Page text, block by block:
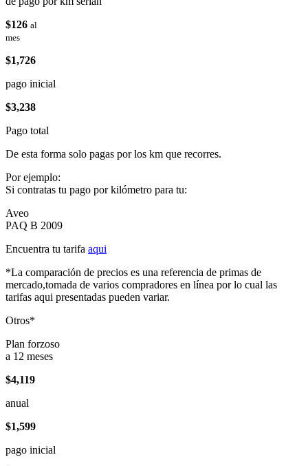
$126 al
mes
$1,726
pago inicial
$3,238
Pago total
De esta forma solo pagas por los km que recorres.
Por ejemplo:
Si contratas tu pago por kilómetro para tu:
Aveo
PAQ B 2009
Encuentra tu tarifa aqui
*La comparación de precios es una referencia de primas de
mercado,tomada de varios compradores en línea por lo cual las
tarifas aqui presentadas pueden variar.
Otros*
Plan forzoso
a 12 meses
$4,119
anual
$1,599
pago inicial